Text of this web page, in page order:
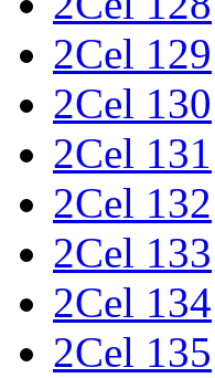
2Cel 129
2Cel 130
2Cel 131
2Cel 132
2Cel 133
2Cel 134
2Cel 135